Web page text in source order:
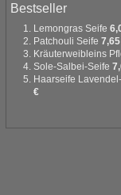
Bestseller
Lemongras Seife
Patchouli Seife
Kräuterweibleins
Sole-Salbei-Seife
Haarseife
€